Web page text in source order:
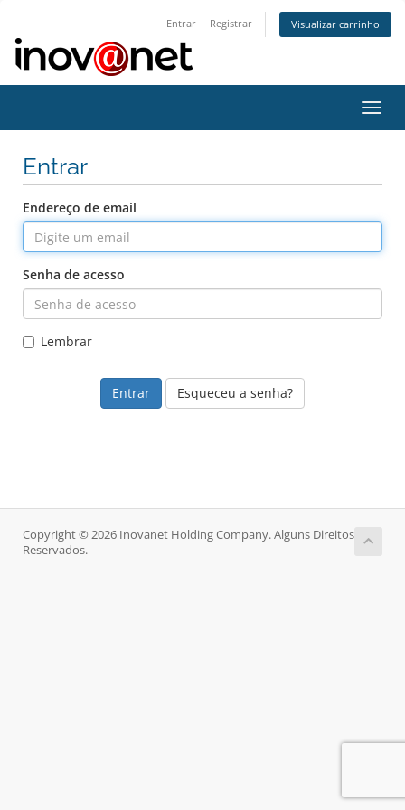
Entrar Registrar Visualizar carrinho
Entrar
Endereço de email
Senha de acesso
Lembrar
Esqueceu a senha?
Copyright © 2026 Inovanet Holding Company. Alguns Direitos
Reservados.